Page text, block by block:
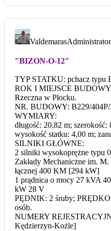
ValdemarasAdministrator
"BIZON-O-12"
TYP STATKU: pchacz typu
ROK I MIEJSCE BUDOWY:
Rzeczna w Płocku.
NR. BUDOWY: B229/404P/
WYMIARY:
długość: 20,82 m;
wysokość statku: 4,00 m;
SILNIKI GŁÓWNE:
2 silniki wysokoprężne typu
Zakłady Mechaniczne im.
łącznej 400 KM [294 kW]
1 prądnica o mocy 27 kVA
kW 28 V
PĘDNIK: 2 śruby;
osób.
NUMERY
Kędzierzyn-Kożle]